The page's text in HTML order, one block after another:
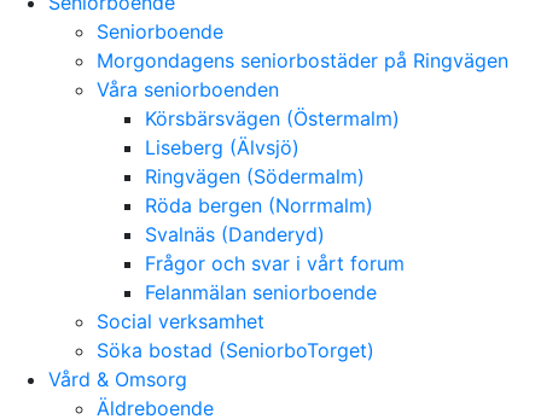
Seniorboende
Morgondagens seniorbostäder på Ringvägen
Våra seniorboenden
Körsbärsvägen (Östermalm)
Liseberg (Älvsjö)
Ringvägen (Södermalm)
Röda bergen (Norrmalm)
Svalnäs (Danderyd)
Frågor och svar i vårt forum
Felanmälan seniorboende
Social verksamhet
Söka bostad (SeniorboTorget)
Vård & Omsorg
Äldreboende